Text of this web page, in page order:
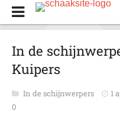
In de
Kuipers
In de schijnwerpers 1
0